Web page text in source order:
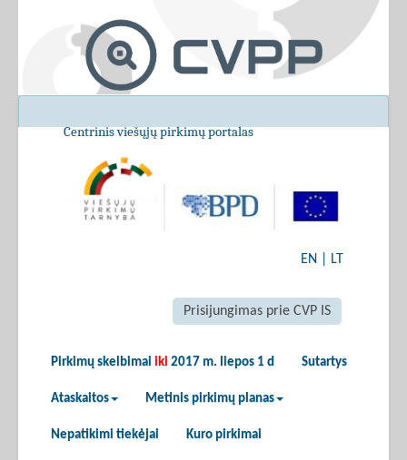
Centrinis viešųjų pirkimų portalas
EN LT
Prisijungimas prie CVP IS
Pirkimų skelbimai iki 2017 m. liepos 1 d Sutartys
Ataskaitos Metinis pirkimų planas
Nepatikimi tiekėjai Kuro pirkimai